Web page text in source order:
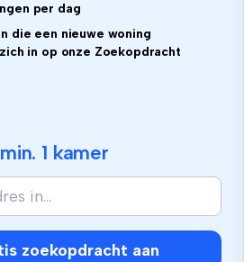
per dag
die een nieuwe woning
in op onze Zoekopdracht
1 kamer
zoekopdracht aan